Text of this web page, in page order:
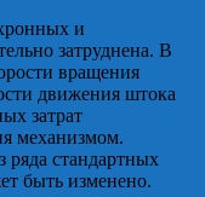
и
затруднена. В
вращения
движения штока
затрат
механизмом.
ряда стандартных
быть изменено.